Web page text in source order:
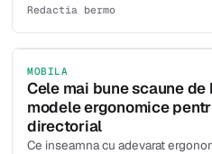
Redactia bermo
MOBILA
Cele mai bune scaune
modele ergonomice
directorial
Ce inseamna cu adevarat